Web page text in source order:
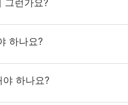
그런가요?
하나요?
야 하나요?